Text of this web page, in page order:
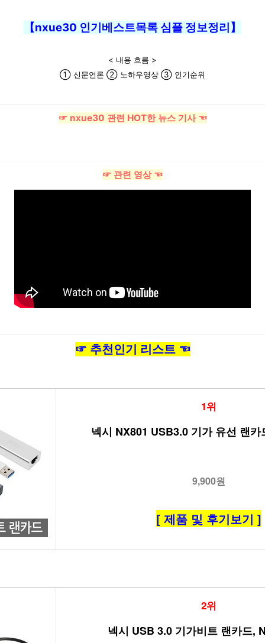
【nxue30 인기베스트목록 심플 정보정리】
< 내용 흐름 >
① 신문언론 ② 노하우영상 ③ 인기순위
☞ nxue30 관련 HOT한 뉴스 기사 ☜
☞ 관련 영상 ☜
☞ 추천인기 리스트 ☜
1위
넥시 NX801 USB3.0 기가 유선 랜카
9,900원
[ 제품 및 후기보기 ]
2위
넥시 USB 3.0 기가비트 랜카드,